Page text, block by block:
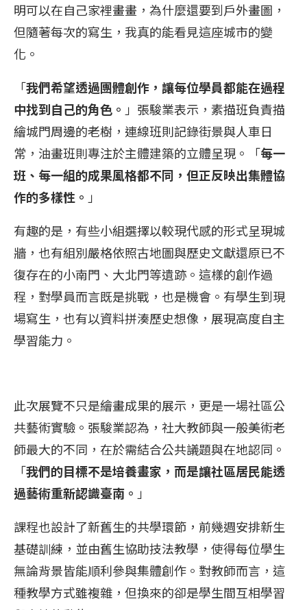
明可以在自己家裡畫畫，為什麼還要到戶外畫圖，
但隨著每次的寫生，我真的能看見這座城市的變
化。
「我們希望透過團體創作，讓每位學員都能在過程
中找到自己的角色。 」張駿業表示，素描班負責描
繪城門周邊的老樹，連線班則記錄街景與人車日
常，油畫班則專注於主體建築的立體呈現。「每一
班、每一組的成果風格都不同，但正反映出集體協
作的多樣性。 」
有趣的是，有些小組選擇以較現代感的形式呈現城
牆，也有組別嚴格依照古地圖與歷史文獻還原已不
復存在的小南門、大北門等遺跡。這樣的創作過
程，對學員而言既是挑戰，也是機會。有學生到現
場寫生，也有以資料拼湊歷史想像，展現高度自主
學習能力。
此次展覽不只是繪畫成果的展示，更是一場社區公
共藝術實驗。張駿業認為，社大教師與一般美術老
師最大的不同，在於需結合公共議題與在地認同。
「我們的目標不是培養畫家，而是讓社區居民能透
過藝術重新認識臺南。 」
課程也設計了新舊生的共學環節，前幾週安排新生
基礎訓練，並由舊生協助技法教學，使得每位學生
無論背景皆能順利參與集體創作。對教師而言，這
種教學方式雖複雜，但換來的卻是學生間互相學習